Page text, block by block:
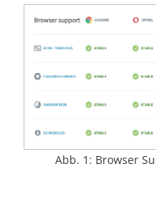
Abb. 1: Browser